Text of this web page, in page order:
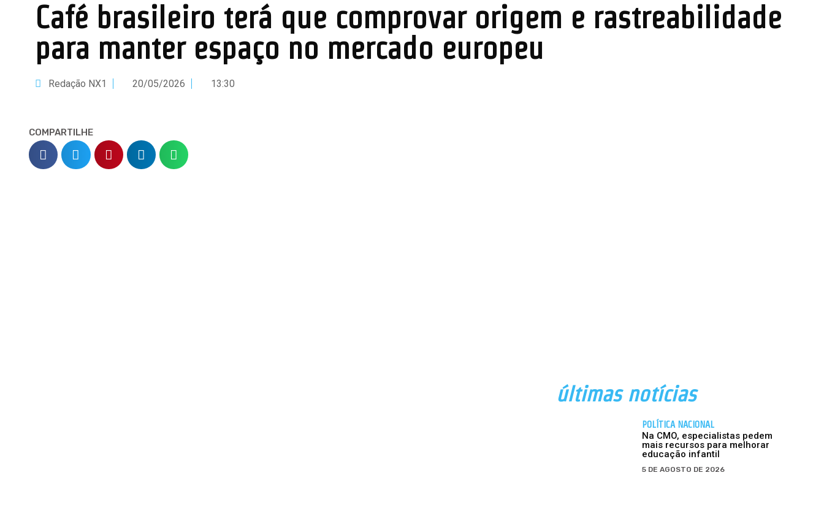
Café brasileiro terá que comprovar origem e rastreabilidade
para manter espaço no mercado europeu
Redação NX1 20/05/2026 13:30
COMPARTILHE
últimas notícias
POLÍTICA NACIONAL
Na CMO, especialistas pedem
mais recursos para melhorar
educação infantil
5 DE AGOSTO DE 2026